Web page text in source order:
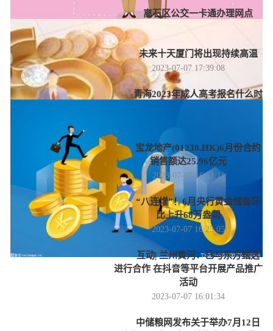
离石区公交一卡通办理网点
未来十天厦门将出现持续高温
2023-07-07 17:39:08
青海2023年成人高考报名什么时
宝龙地产(01238.HK)6月份合约
销售额达25.96亿元
2023-07-07 16:51:11
“八连增”！6月央行黄金储备环
比上升68万盎司
2023-07-07 16:25:05
互动| 兰州黄河：已与东方甄选
进行合作 在抖音等平台开展产品推广
活动
2023-07-07 16:01:34
中储粮网发布关于举办7月12日